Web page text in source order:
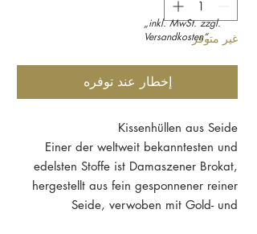
غير متوفر
إخطار عند توفره
Kissenhüllen aus Seide
Einer der weltweit bekanntesten und
edelsten Stoffe ist Damaszener Brokat,
hergestellt aus fein gesponnener reiner
Seide, verwoben mit Gold- und
„inkl. MwSt. zzgl.
Versandkosten“.